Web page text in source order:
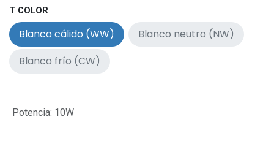
T COLOR
Blanco cálido (WW)
Blanco neutro (NW)
Blanco frío (CW)
Potencia: 10W